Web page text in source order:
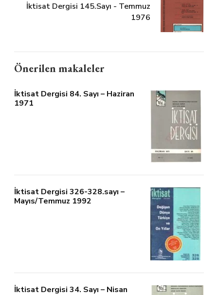
İktisat Dergisi 145.Sayı - Temmuz
1976
Önerilen makaleler
İktisat Dergisi 84. Sayı – Haziran
1971
İktisat Dergisi 326-328.sayı –
Mayıs/Temmuz 1992
İktisat Dergisi 34. Sayı – Nisan